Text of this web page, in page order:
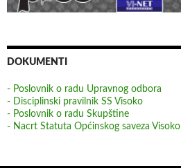
DOKUMENTI
- Poslovnik o radu Upravnog odbora
- Disciplinski pravilnik SS Visoko
- Poslovnik o radu Skupštine
- Nacrt Statuta Općinskog saveza Visoko